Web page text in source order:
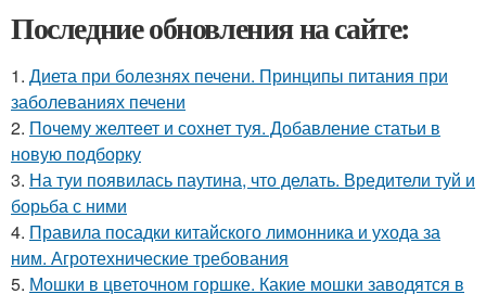
Последние обновления на сайте:
1. Диета при болезнях печени. Принципы питания при
заболеваниях печени
2. Почему желтеет и сохнет туя. Добавление статьи в
новую подборку
3. На туи появилась паутина, что делать. Вредители туй и
борьба с ними
4. Правила посадки китайского лимонника и ухода за
ним. Агротехнические требования
5. Мошки в цветочном горшке. Какие мошки заводятся в